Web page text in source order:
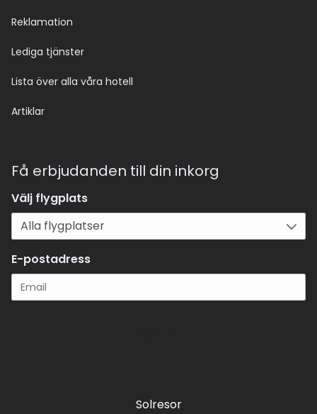
Reklamation
Lediga tjänster
Lista över alla våra hotell
Artiklar
Få erbjudanden till din inkorg
Välj flygplats
E-postadress
Solresor